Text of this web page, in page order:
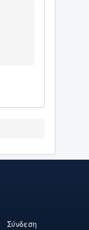
Σύνδεση